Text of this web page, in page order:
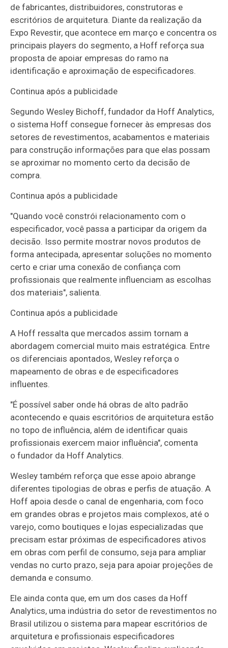
de fabricantes, distribuidores, construtoras e
escritórios de arquitetura. Diante da realização da
Expo Revestir, que acontece em março e concentra os
principais players do segmento, a Hoff reforça sua
proposta de apoiar empresas do ramo na
identificação e aproximação de especificadores.
Continua após a publicidade
Segundo Wesley Bichoff, fundador da Hoff Analytics,
o sistema Hoff consegue fornecer às empresas dos
setores de revestimentos, acabamentos e materiais
para construção informações para que elas possam
se aproximar no momento certo da decisão de
compra.
Continua após a publicidade
"Quando você constrói relacionamento com o
especificador, você passa a participar da origem da
decisão. Isso permite mostrar novos produtos de
forma antecipada, apresentar soluções no momento
certo e criar uma conexão de confiança com
profissionais que realmente influenciam as escolhas
dos materiais", salienta.
Continua após a publicidade
A Hoff ressalta que mercados assim tornam a
abordagem comercial muito mais estratégica. Entre
os diferenciais apontados, Wesley reforça o
mapeamento de obras e de especificadores
influentes.
"É possível saber onde há obras de alto padrão
acontecendo e quais escritórios de arquitetura estão
no topo de influência, além de identificar quais
profissionais exercem maior influência", comenta
o fundador da Hoff Analytics.
Wesley também reforça que esse apoio abrange
diferentes tipologias de obras e perfis de atuação. A
Hoff apoia desde o canal de engenharia, com foco
em grandes obras e projetos mais complexos, até o
varejo, como boutiques e lojas especializadas que
precisam estar próximas de especificadores ativos
em obras com perfil de consumo, seja para ampliar
vendas no curto prazo, seja para apoiar projeções de
demanda e consumo.
Ele ainda conta que, em um dos cases da Hoff
Analytics, uma indústria do setor de revestimentos no
Brasil utilizou o sistema para mapear escritórios de
arquitetura e profissionais especificadores